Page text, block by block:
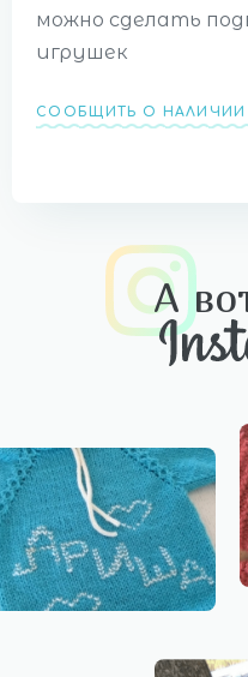
можно сделать
игрушек
СООБЩИТЬ О НАЛИЧИИ
А